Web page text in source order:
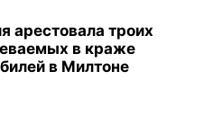
арестовала троих
в краже
в Милтоне